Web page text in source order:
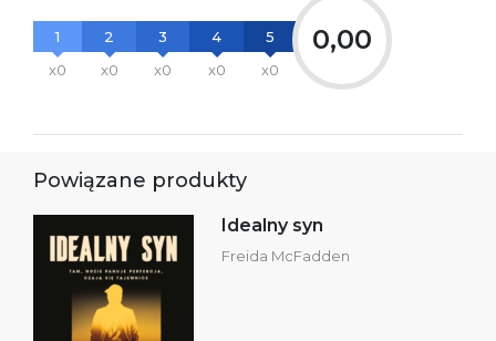
1
x0
2
x0
3
x0
4
x0
5
x0
0,00
Powiązane produkty
Idealny syn
Freida McFadden